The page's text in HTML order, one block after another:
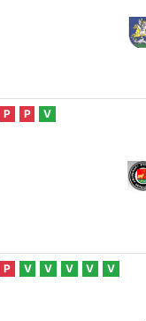
P P V
P V V V V V